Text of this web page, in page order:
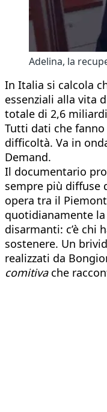
Adelina, la
In Italia si calcola
essenziali alla vita
totale di 2,6
Tutti dati che
difficoltà. Va in
Demand.
Il documentario
sempre più diffuse
opera tra il
quotidianamente
disarmanti: c’è chi
sostenere. Un
realizzati da
comitivache